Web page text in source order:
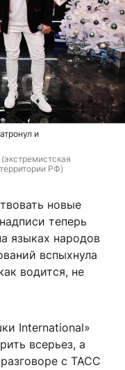
и
РФ)
новые
теперь
языках народов
вспыхнула
водится, не
International»
всерьез, а
с ТАСС